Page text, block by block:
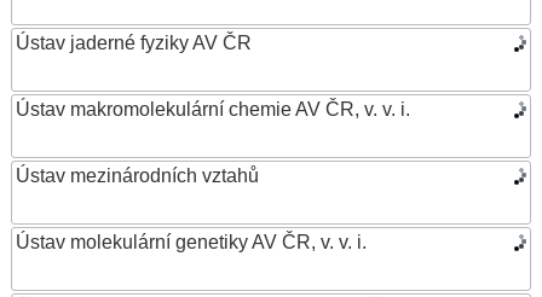
Ústav jaderné fyziky AV ČR
Ústav makromolekulární chemie AV ČR, v. v. i.
Ústav mezinárodních vztahů
Ústav molekulární genetiky AV ČR, v. v. i.